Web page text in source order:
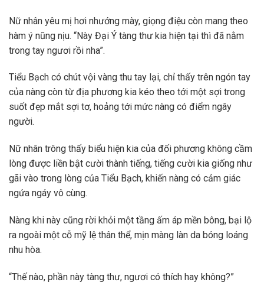
Nữ nhân yêu mị hơi nhướng mày, giọng điệu còn mang theo
hàm ý nũng nịu. “Này Đại Ý tàng thư kia hiện tại thì đã nằm
trong tay ngươi rồi nha”.
Tiểu Bạch có chút vội vàng thu tay lại, chỉ thấy trên ngón tay
của nàng còn từ địa phương kia kéo theo tới một sợi trong
suốt đẹp mắt sợi tơ, hoảng tới mức nàng có điểm ngây
người.
Nữ nhân trông thấy biểu hiện kia của đối phương không cầm
lòng được liền bật cười thành tiếng, tiếng cười kia giống như
gãi vào trong lòng của Tiểu Bạch, khiến nàng có cảm giác
ngứa ngáy vô cùng.
Nàng khi này cũng rời khỏi một tầng ấm áp mền bông, bại lộ
ra ngoài một cỗ mỹ lệ thân thể, mịn màng làn da bóng loáng
nhu hòa.
“Thế nào, phần này tàng thư, ngươi có thích hay không?”